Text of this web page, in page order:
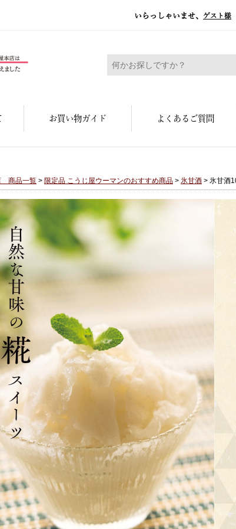
いらっしゃいませ、 ゲスト様
糀屋本店 - 元禄二年。創業三百余年の味
お買い物ガイド よくあるご質問
商品一覧 > 限定品 こうじ屋ウーマンのおすすめ商品 > 氷甘酒 > 氷甘酒